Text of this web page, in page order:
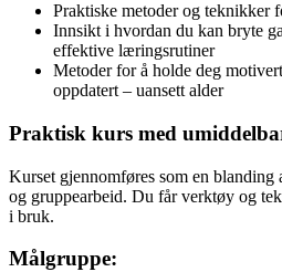
Praktiske metoder og teknikker
Innsikt i hvordan du kan bryte
effektive læringsrutiner
Metoder for å holde deg
oppdatert – uansett alder
Praktisk kurs med
Kurset gjennomføres som en blanding
og gruppearbeid. Du får verktøy og
i bruk.
Målgruppe: